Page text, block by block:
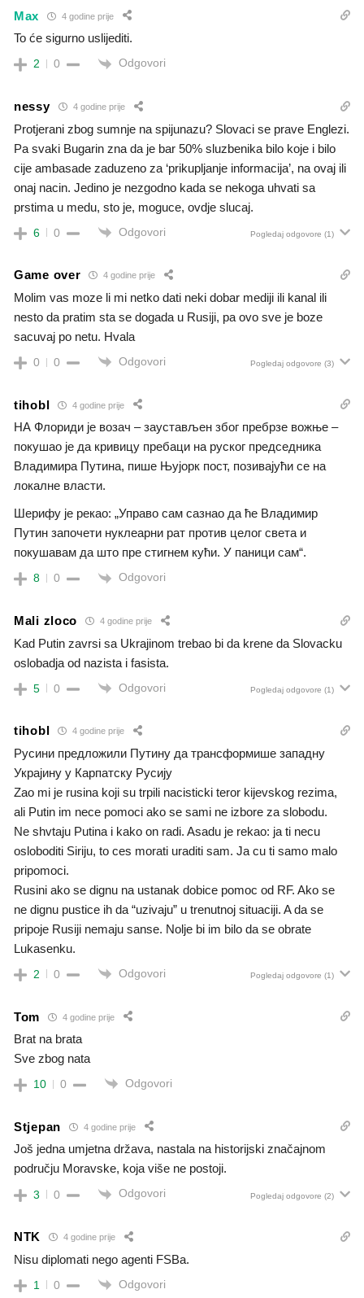
Max 4 godine prije
To će sigurno uslijediti.
2 0 Odgovori
nessy 4 godine prije
Protjerani zbog sumnje na spijunazu? Slovaci se prave Englezi.
Pa svaki Bugarin zna da je bar 50% sluzbenika bilo koje i bilo
cije ambasade zaduzeno za ‘prikupljanje informacija’, na ovaj ili
onaj nacin. Jedino je nezgodno kada se nekoga uhvati sa
prstima u medu, sto je, moguce, ovdje slucaj.
6 0 Odgovori Pogledaj odgovore (1)
Game over 4 godine prije
Molim vas moze li mi netko dati neki dobar mediji ili kanal ili
nesto da pratim sta se dogada u Rusiji, pa ovo sve je boze
sacuvaj po netu. Hvala
0 0 Odgovori Pogledaj odgovore (3)
tihobl 4 godine prije
НА Флориди је возач – заустављен због пребрзе вожње –
покушао је да кривицу пребаци на руског председника
Владимира Путина, пише Њујорк пост, позивајући се на
локалне власти.
Шерифу је рекао: „Управо сам сазнао да ће Владимир
Путин започети нуклеарни рат против целог света и
покушавам да што пре стигнем кући. У паници сам“.
8 0 Odgovori
Mali zloco 4 godine prije
Kad Putin zavrsi sa Ukrajinom trebao bi da krene da Slovacku
oslobadja od nazista i fasista.
5 0 Odgovori Pogledaj odgovore (1)
tihobl 4 godine prije
Русини предложили Путину да трансформише западну
Украјину у Карпатску Русију
Zao mi je rusina koji su trpili nacisticki teror kijevskog rezima,
ali Putin im nece pomoci ako se sami ne izbore za slobodu.
Ne shvtaju Putina i kako on radi. Asadu je rekao: ja ti necu
osloboditi Siriju, to ces morati uraditi sam. Ja cu ti samo malo
pripomoci.
Rusini ako se dignu na ustanak dobice pomoc od RF. Ako se
ne dignu pustice ih da “uzivaju” u trenutnoj situaciji. A da se
pripoje Rusiji nemaju sanse. Nolje bi im bilo da se obrate
Lukasenku.
2 0 Odgovori Pogledaj odgovore (1)
Tom 4 godine prije
Brat na brata
Sve zbog nata
10 0 Odgovori
Stjepan 4 godine prije
Još jedna umjetna država, nastala na historijski značajnom
području Moravske, koja više ne postoji.
3 0 Odgovori Pogledaj odgovore (2)
NTK 4 godine prije
Nisu diplomati nego agenti FSBa.
1 0 Odgovori